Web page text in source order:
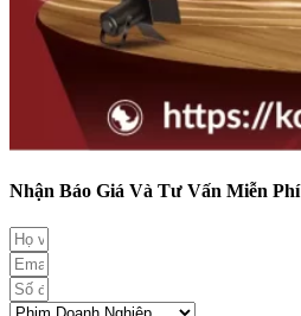
Nhận Báo Giá Và Tư Vấn Miễn Phí